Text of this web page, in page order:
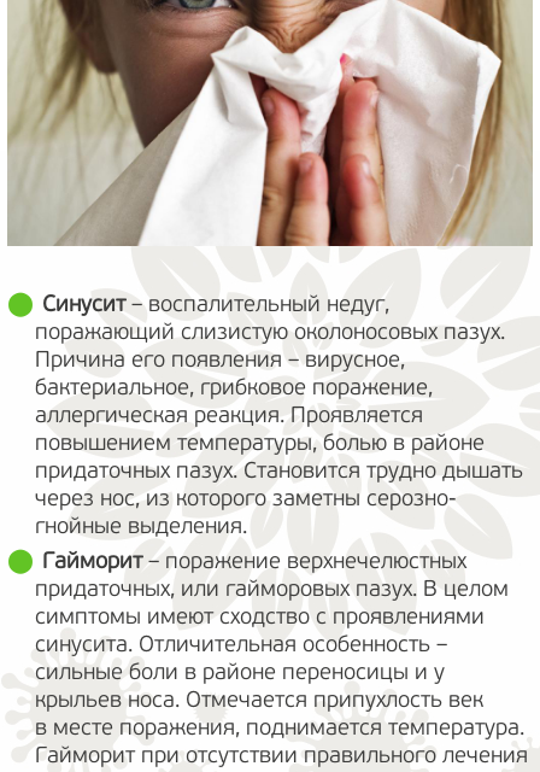
Синусит– воспалительный недуг,
поражающий слизистую околоносовых пазух.
Причина его появления – вирусное,
бактериальное, грибковое поражение,
аллергическая реакция. Проявляется
повышением температуры, болью в районе
придаточных пазух. Становится трудно дышать
через нос, из которого заметны серозно-
гнойные выделения.
Гайморит– поражение верхнечелюстных
придаточных, или гайморовых пазух. В целом
симптомы имеют сходство с проявлениями
синусита. Отличительная особенность –
сильные боли в районе переносицы и у
крыльев носа. Отмечается припухлость век
в месте поражения, поднимается температура.
Гайморит при отсутствии правильного лечения